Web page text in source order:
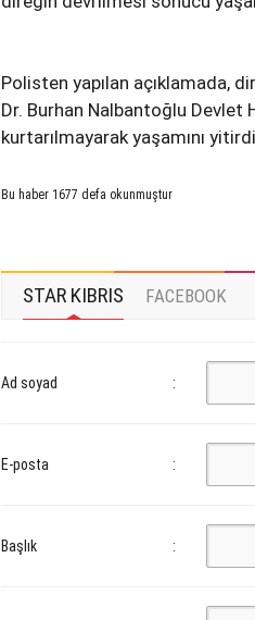
Polisten yapılan açıklamada,
Dr. Burhan Nalbantoğlu Devlet
kurtarılmayarak yaşamını
Bu haber 1677 defa okunmuştur
STAR KIBRIS FACEBOOK
Ad soyad :
E-posta :
Başlık :